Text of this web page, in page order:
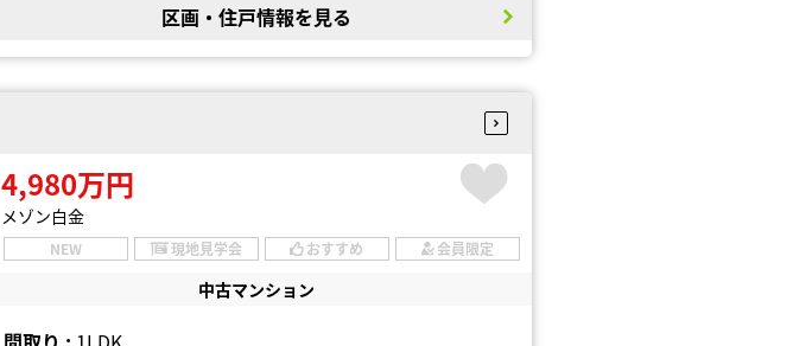
区画・住戸情報を見る
4,980万円
メゾン白金
NEW 現地見学会 おすすめ 会員限定
中古マンション